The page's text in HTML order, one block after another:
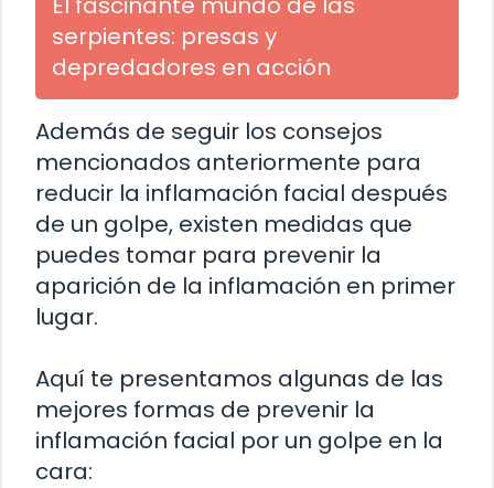
serpientes: presas y
depredadores en acción
Además de seguir los consejos
mencionados anteriormente para
reducir la inflamación facial después
de un golpe, existen medidas que
puedes tomar para prevenir la
aparición de la inflamación en primer
lugar.
Aquí te presentamos algunas de las
mejores formas de prevenir la
inflamación facial por un golpe en la
cara: